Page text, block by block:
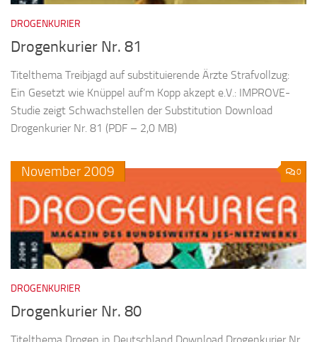
DROGENKURIER
Drogenkurier Nr. 81
Titelthema Treibjagd auf substituierende Ärzte Strafvollzug:
Ein Gesetzt wie Knüppel auf’m Kopp akzept e.V.: IMPROVE-
Studie zeigt Schwachstellen der Substitution Download
Drogenkurier Nr. 81 (PDF – 2,0 MB)
0
November 2009
DROGENKURIER
Drogenkurier Nr. 80